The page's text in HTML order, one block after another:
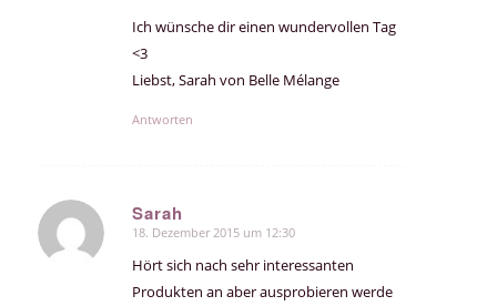
Ich wünsche dir einen wundervollen Tag
<3
Liebst, Sarah von Belle Mélange
Antworten
Sarah
sagte:
18. Dezember 2015 um 12:30
Hört sich nach sehr interessanten
Produkten an aber ausprobieren werde